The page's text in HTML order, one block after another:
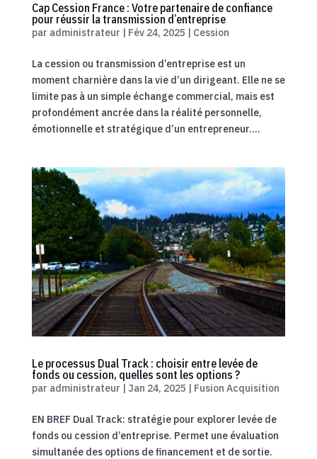
Cap Cession France : Votre partenaire de confiance
pour réussir la transmission d’entreprise
par administrateur | Fév 24, 2025 | Cession
La cession ou transmission d’entreprise est un
moment charnière dans la vie d’un dirigeant. Elle ne se
limite pas à un simple échange commercial, mais est
profondément ancrée dans la réalité personnelle,
émotionnelle et stratégique d’un entrepreneur....
Le processus Dual Track : choisir entre levée de
fonds ou cession, quelles sont les options ?
par administrateur | Jan 24, 2025 | Fusion Acquisition
EN BREF Dual Track: stratégie pour explorer levée de
fonds ou cession d’entreprise. Permet une évaluation
simultanée des options de financement et de sortie.